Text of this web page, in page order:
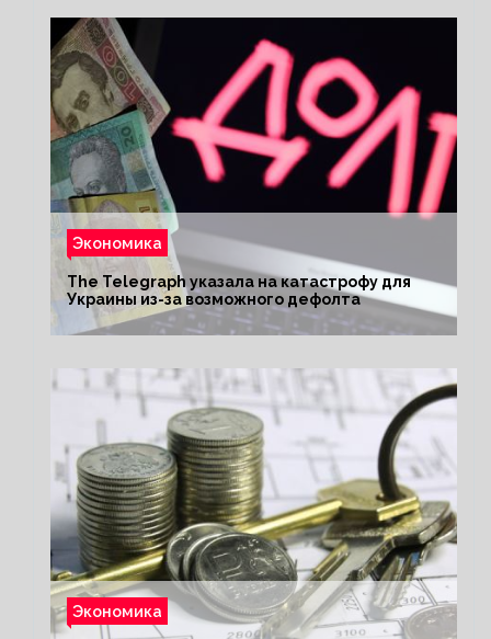
Экономика
The Telegraph указала на катастрофу для
Украины из-за возможного дефолта
Экономика